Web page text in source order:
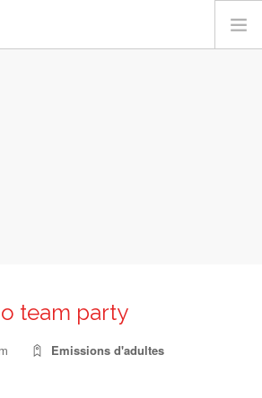
team party
Emissions d'adultes